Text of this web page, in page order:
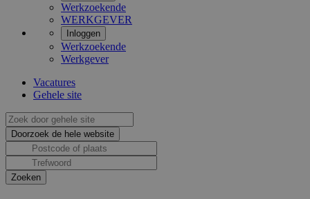
Werkzoekende
WERKGEVER
Inloggen
Werkzoekende
Werkgever
Vacatures
Gehele site